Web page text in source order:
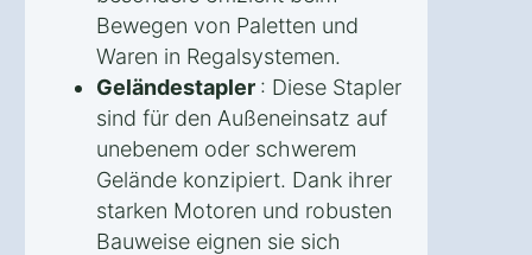
Bewegen von Paletten und
Waren in Regalsystemen.
Geländestapler : Diese Stapler
sind für den Außeneinsatz auf
unebenem oder schwerem
Gelände konzipiert. Dank ihrer
starken Motoren und robusten
Bauweise eignen sie sich